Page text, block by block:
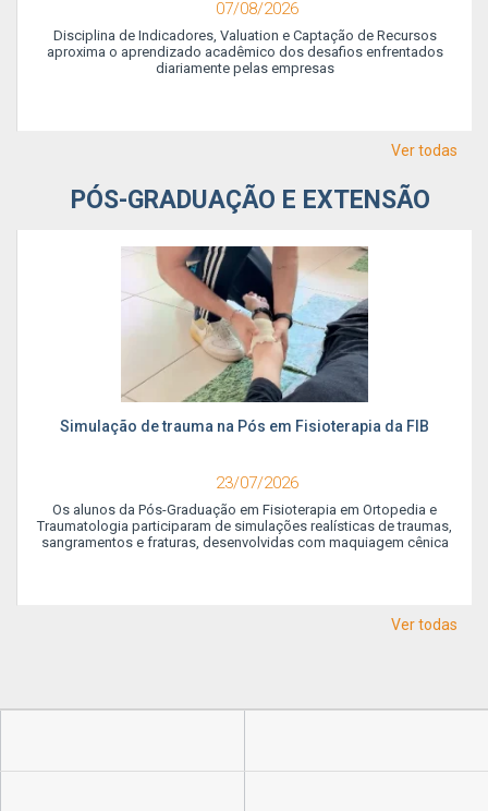
07/08/2026
Disciplina de Indicadores, Valuation e Captação de Recursos
aproxima o aprendizado acadêmico dos desafios enfrentados
diariamente pelas empresas
Ver todas
PÓS-GRADUAÇÃO E EXTENSÃO
Simulação de trauma na Pós em Fisioterapia da FIB
23/07/2026
Os alunos da Pós-Graduação em Fisioterapia em Ortopedia e
Traumatologia participaram de simulações realísticas de traumas,
sangramentos e fraturas, desenvolvidas com maquiagem cênica
Ver todas